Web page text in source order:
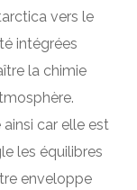
vers le
intégrées
la chimie
car elle est
les équilibres
enveloppe